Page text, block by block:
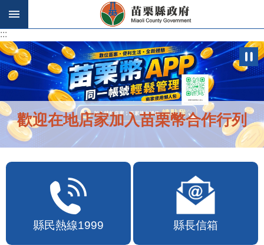
跳到主要內容區塊
:::
:::
歡迎在地店家加入苗栗幣合作行列
縣民熱線1999 縣長信箱